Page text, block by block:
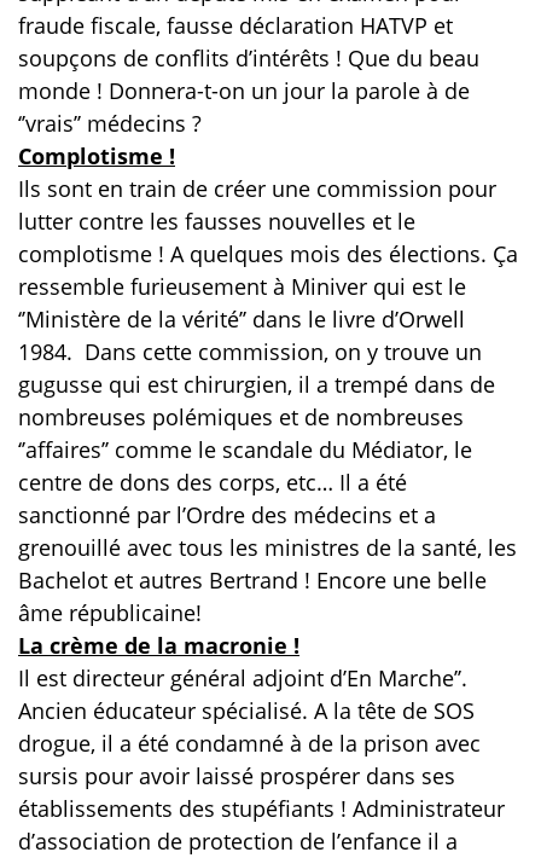
fraude fiscale, fausse déclaration HATVP et
soupçons de conflits d’intérêts ! Que du beau
monde ! Donnera-t-on un jour la parole à de
‘’vrais’’ médecins ?
Complotisme !
Ils sont en train de créer une commission pour
lutter contre les fausses nouvelles et le
complotisme ! A quelques mois des élections. Ça
ressemble furieusement à Miniver qui est le
‘’Ministère de la vérité’’ dans le livre d’Orwell
1984. Dans cette commission, on y trouve un
gugusse qui est chirurgien, il a trempé dans de
nombreuses polémiques et de nombreuses
‘’affaires’’ comme le scandale du Médiator, le
centre de dons des corps, etc… Il a été
sanctionné par l’Ordre des médecins et a
grenouillé avec tous les ministres de la santé, les
Bachelot et autres Bertrand ! Encore une belle
âme républicaine!
La crème de la macronie !
Il est directeur général adjoint d’En Marche’’.
Ancien éducateur spécialisé. A la tête de SOS
drogue, il a été condamné à de la prison avec
sursis pour avoir laissé prospérer dans ses
établissements des stupéfiants ! Administrateur
d’association de protection de l’enfance il a